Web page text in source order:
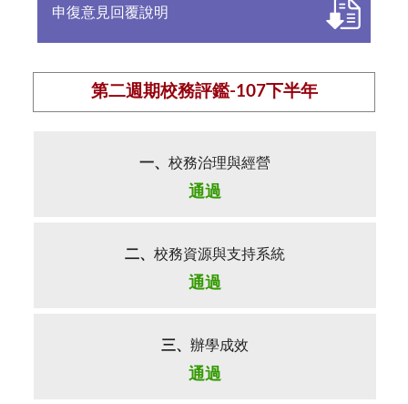
申復意見回覆說明
第二週期校務評鑑-107下半年
一、 校務治理與經營
通過
二、 校務資源與支持系統
通過
三、 辦學成效
通過